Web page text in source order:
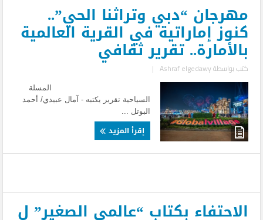
مهرجان “دبي وتراثنا الحي”..
كنوز إماراتية في القرية العالمية
بالأمارة.. تقرير ثقافي
كتب بواسطةAshraf elgedawy
|
المسلة
السياحية تقرير يكتبه - آمال عبيدي/ أحمد
البوتل ...
إقرأ المزيد
الاحتفاء بكتاب “عالمي الصغير” ل